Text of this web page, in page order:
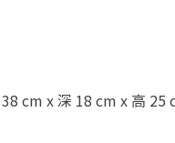
cm x 深 18 cm x 高 25